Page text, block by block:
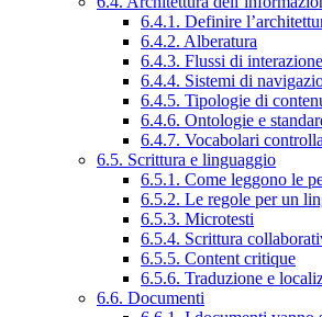
6.4.1. Definire
6.4.2. Alberatura
6.4.3. Flussi di interazione
6.4.4. Sistemi di
6.4.5. Tipologie di
6.4.6. Ontologie e
6.4.7. Vocabolari
6.5. Scrittura e linguaggio
6.5.1. Come leggono le
6.5.2. Le regole per un
6.5.3. Microtesti
6.5.4. Scrittura
6.5.5. Content critique
6.5.6. Traduzione e
6.6. Documenti